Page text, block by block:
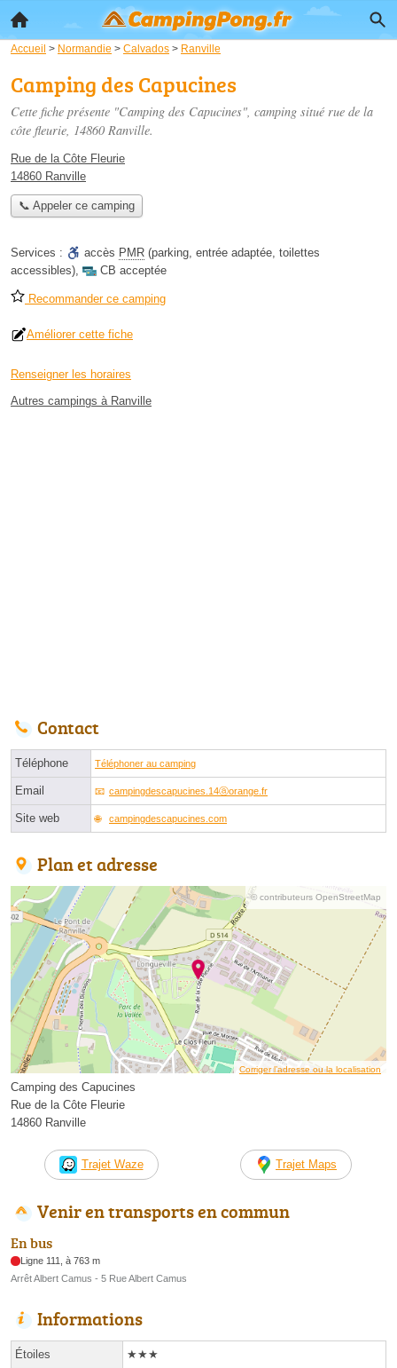
Accueil > Normandie > Calvados > Ranville
Camping des Capucines
Cette fiche présente "Camping des Capucines", camping situé rue de la
côte fleurie, 14860 Ranville.
Rue de la Côte Fleurie
14860 Ranville
📞 Appeler ce camping
Services : accès PMR (parking, entrée adaptée, toilettes
accessibles), CB acceptée
Recommander ce camping
Améliorer cette fiche
Renseigner les horaires
Autres campings à Ranville
Contact
Téléphone Téléphoner au camping
Email campingdescapucines.14ⓐorange.fr
Site web campingdescapucines.com
Plan et adresse
© contributeurs OpenStreetMap
Corriger l’adresse ou la localisation
Camping des Capucines
Rue de la Côte Fleurie
14860 Ranville
Trajet Waze Trajet Maps
Venir en transports en commun
En bus
Ligne 111, à 763 m
Arrêt Albert Camus - 5 Rue Albert Camus
Informations
Étoiles ★★★